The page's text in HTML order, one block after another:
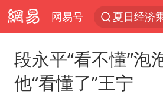
网易号
王传君 《
段永平“看不懂”泡
他“看懂了”王宁